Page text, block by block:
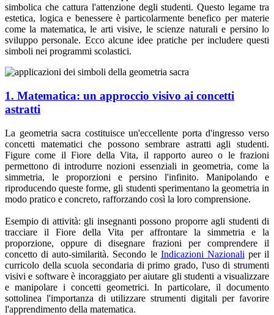
simbolica che cattura l'attenzione degli studenti. Questo legame tra
estetica, logica e benessere è particolarmente benefico per materie
come la matematica, le arti visive, le scienze naturali e persino lo
sviluppo personale. Ecco alcune idee pratiche per includere questi
simboli nei programmi scolastici.
1. Matematica: un approccio visivo ai concetti
astratti
La geometria sacra costituisce un'eccellente porta d'ingresso verso
concetti matematici che possono sembrare astratti agli studenti.
Figure come il Fiore della Vita, il rapporto aureo o le frazioni
permettono di introdurre nozioni essenziali in geometria, come la
simmetria, le proporzioni e persino l'infinito. Manipolando e
riproducendo queste forme, gli studenti sperimentano la geometria in
modo pratico e concreto, rafforzando così la loro comprensione.
Esempio di attività: gli insegnanti possono proporre agli studenti di
tracciare il Fiore della Vita per affrontare la simmetria e la
proporzione, oppure di disegnare frazioni per comprendere il
concetto di auto-similarità. Secondo le Indicazioni Nazionali per il
curricolo della scuola secondaria di primo grado, l'uso di strumenti
visivi e software è incoraggiato per aiutare gli studenti a visualizzare
e manipolare i concetti geometrici. In particolare, il documento
sottolinea l'importanza di utilizzare strumenti digitali per favorire
l'apprendimento della matematica.